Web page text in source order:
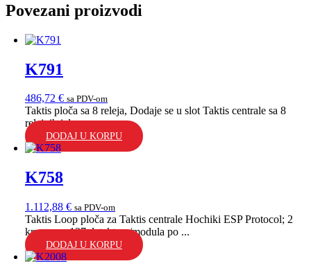
Povezani proizvodi
K791
486,72 € sa PDV-om
Taktis ploča sa 8 releja, Dodaje se u slot Taktis centrale sa 8
relejnih izlaza...
DODAJ U KORPU
K758
1.112,88 € sa PDV-om
Taktis Loop ploča za Taktis centrale Hochiki ESP Protocol; 2
kruga; po 127 detektora/modula po ...
DODAJ U KORPU